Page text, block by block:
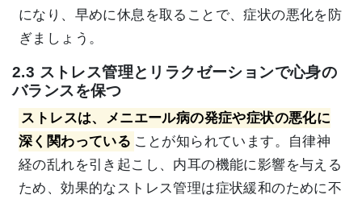
になり、早めに休息を取ることで、症状の悪化を防
ぎましょう。
2.3 ストレス管理とリラクゼーションで心身の
バランスを保つ
ストレスは、メニエール病の発症や症状の悪化に
深く関わっている ことが知られています。自律神
経の乱れを引き起こし、内耳の機能に影響を与える
ため、効果的なストレス管理は症状緩和のために不